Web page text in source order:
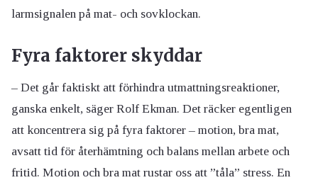
larmsignalen på mat- och sovklockan.
Fyra faktorer skyddar
– Det går faktiskt att förhindra utmattningsreaktioner,
ganska enkelt, säger Rolf Ekman. Det räcker egentligen
att koncentrera sig på fyra faktorer – motion, bra mat,
avsatt tid för återhämtning och balans mellan arbete och
fritid. Motion och bra mat rustar oss att ”tåla” stress. En